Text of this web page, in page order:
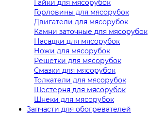
Гайки для мясорубок
Горловины для мясорубок
Двигатели для мясорубок
Камни заточные для мясорубок
Насадки для мясорубок
Ножи для мясорубок
Решетки для мясорубок
Смазки для мясорубок
Толкатели для мясорубок
Шестерня для мясорубок
Шнеки для мясорубок
Запчасти для обогревателей